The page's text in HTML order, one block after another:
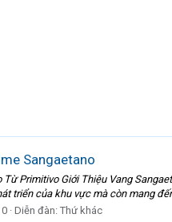
Sangaetano
Từ Primitivo Giới Thiệu Vang
triển của khu vực mà còn mang
0 Diễn đàn: Thứ khác